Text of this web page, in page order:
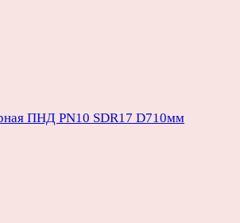
ПНД PN10 SDR17 D710мм